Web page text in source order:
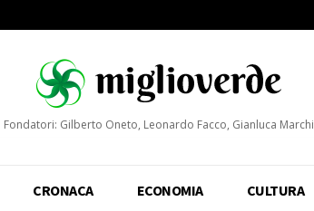
Fondatori: Gilberto Oneto, Leonardo Facco, Gianluca Marchi
CRONACA ECONOMIA CULTURA